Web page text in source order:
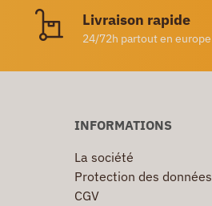
Livraison rapide
24/72h partout en europe
INFORMATIONS
La société
Protection des données
CGV